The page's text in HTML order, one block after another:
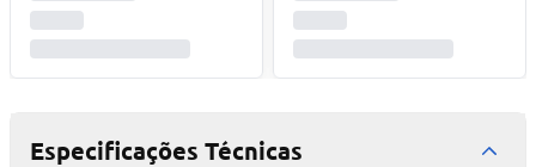
Especificações Técnicas